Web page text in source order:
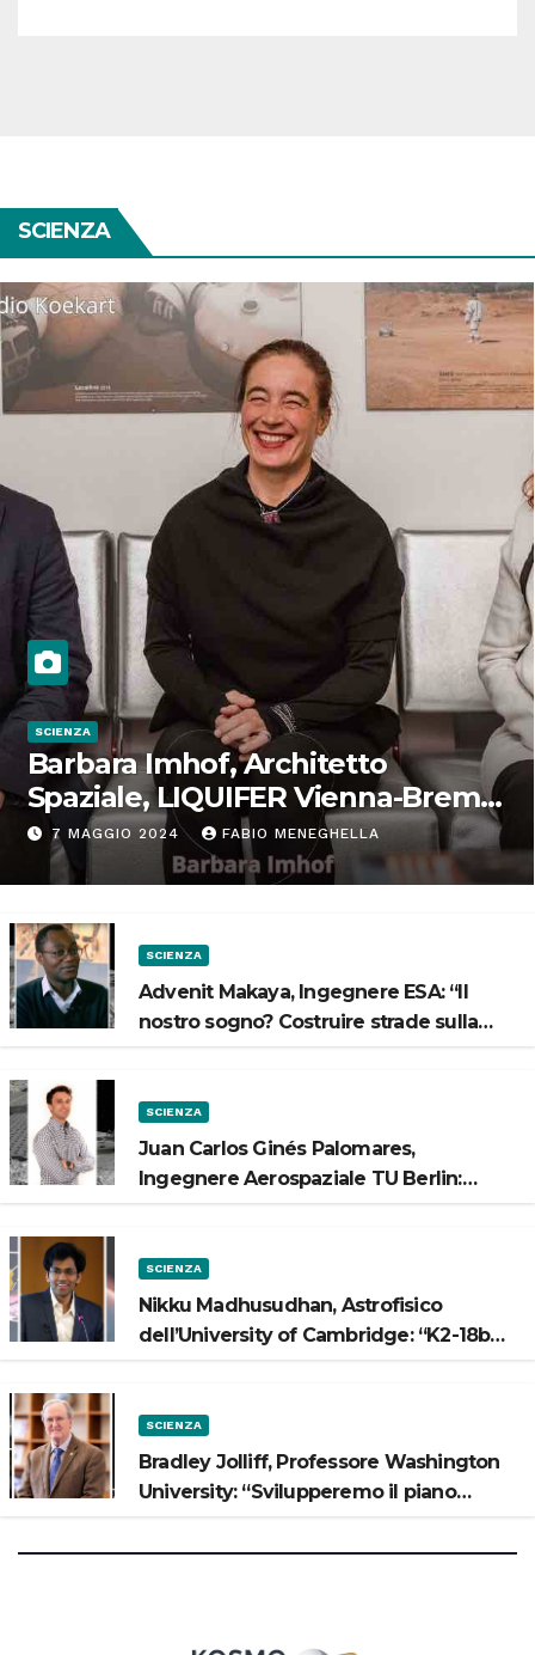
SCIENZA
SCIENZA
Barbara Imhof, Architetto
Spaziale, LIQUIFER Vienna-Brema:
“Progettiamo habitat per lo
Spazio”
7 MAGGIO 2024 FABIO MENEGHELLA
SCIENZA
Advenit Makaya, Ingegnere ESA: “Il
nostro sogno? Costruire strade sulla
SCIENZA
Juan Carlos Ginés Palomares,
Ingegnere Aerospaziale TU Berlin:
SCIENZA
Nikku Madhusudhan, Astrofisico
dell’University of Cambridge: “K2-18b
SCIENZA
Bradley Jolliff, Professore Washington
University: “Svilupperemo il piano